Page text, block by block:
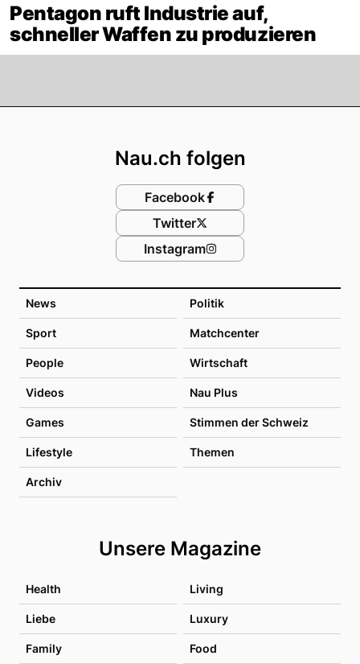
Pentagon ruft Industrie auf,
schneller Waffen zu produzieren
News Politik
Sport Matchcenter
People Wirtschaft
Videos Nau Plus
Games Stimmen der Schweiz
Lifestyle Themen
Archiv
Unsere Magazine
Health Living
Liebe Luxury
Family Food
Nau.ch folgen
Facebook
Twitter
Instagram